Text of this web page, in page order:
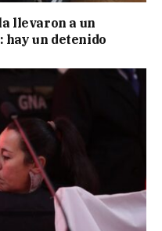
llevaron a un
un detenido